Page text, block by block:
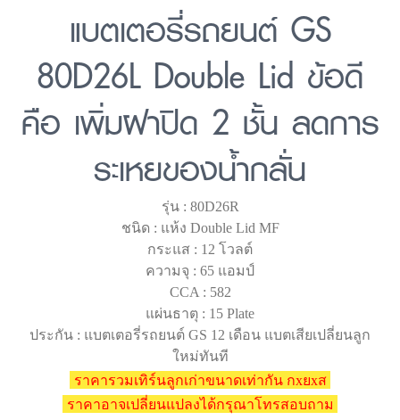
แบตเตอรี่รถยนต์ GS
80D26L Double Lid ข้อดี
คือ เพิ่มฝาปิด 2 ชั้น ลดการ
ระเหยของน้ำกลั่น
รุ่น : 80D26R
ชนิด : แห้ง Double Lid MF
กระแส : 12 โวลต์
ความจุ : 65 แอมป์
CCA : 582
แผ่นธาตุ : 15 Plate
ประกัน : แบตเตอรี่รถยนต์ GS 12 เดือน แบตเสียเปลี่ยนลูก
ใหม่ทันที
ราคารวมเทิร์นลูกเก่าขนาดเท่ากัน กxยxส
ราคาอาจเปลี่ยนแปลงได้กรุณาโทรสอบถาม